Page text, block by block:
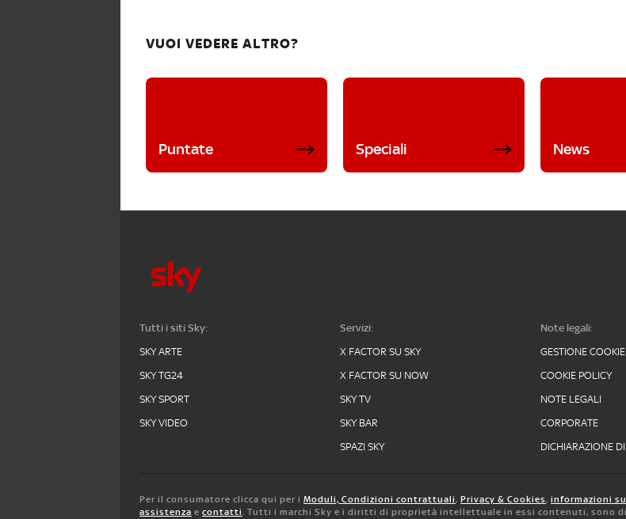
VUOI VEDERE ALTRO?
Puntate Speciali News
Tutti i siti Sky:
SKY ARTE
SKY TG24
SKY SPORT
SKY VIDEO
Servizi:
X FACTOR SU SKY
X FACTOR SU NOW
SKY TV
SKY BAR
SPAZI SKY
Note legali:
GESTIONE COOKIE
COOKIE POLICY
NOTE LEGALI
CORPORATE
DICHIARAZIONE
Per il consumatore clicca qui per i Moduli, Condizioni contrattuali, Privacy & Cookies, informazioni
assistenza e contatti. Tutti i marchi Sky e i diritti di proprietà intellettuale in essi contenuti, sono